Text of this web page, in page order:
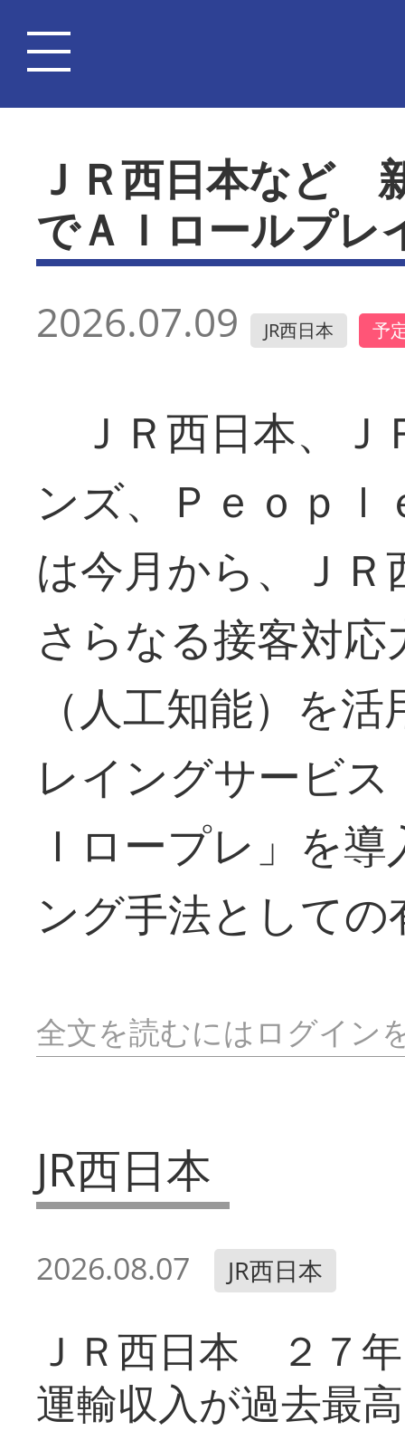
ＪＲ西日本など
でＡＩロールプレ
2026.07.09 JR西日本 予
ＪＲ西日本、Ｊ
ンズ、Ｐｅｏｐ
は今月から、Ｊ
さらなる接客対
（人工知能）を
レイングサービ
Ｉロープレ」を
ング手法として
全文を読むにはログイン
JR西日本
2026.08.07 JR西日本
ＪＲ西日本 ２７
運輸収入が過去最高